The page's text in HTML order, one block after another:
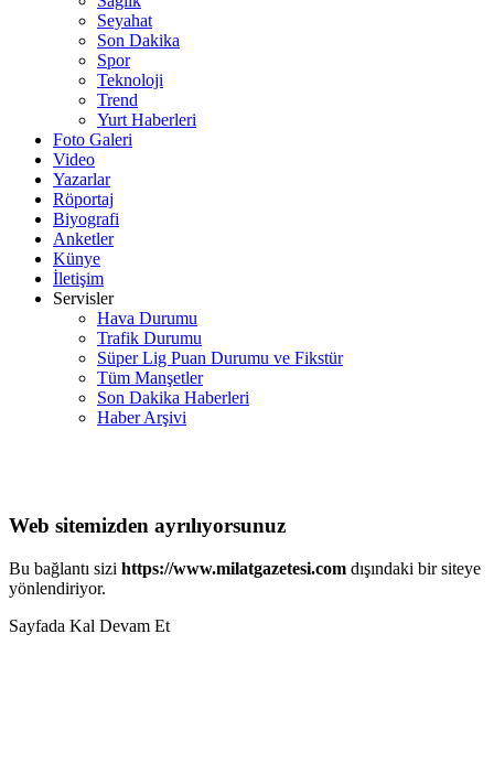
Seyahat
Son Dakika
Spor
Teknoloji
Trend
Yurt Haberleri
Foto Galeri
Video
Yazarlar
Röportaj
Biyografi
Anketler
Künye
İletişim
Servisler
Hava Durumu
Trafik Durumu
Süper Lig Puan Durumu ve Fikstür
Tüm Manşetler
Son Dakika Haberleri
Haber Arşivi
Web sitemizden ayrılıyorsunuz
Bu bağlantı sizi https://www.milatgazetesi.com dışındaki bir siteye
yönlendiriyor.
Sayfada Kal Devam Et